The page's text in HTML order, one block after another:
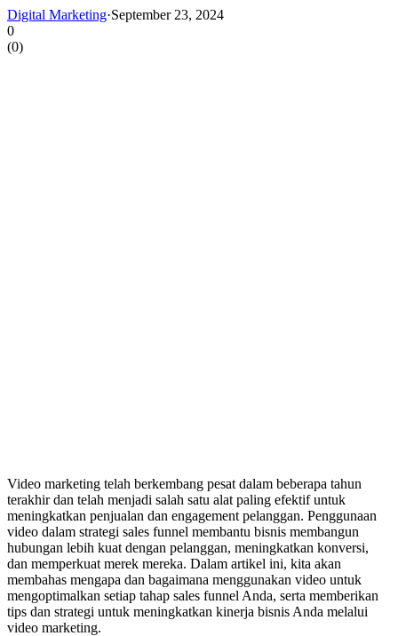
Digital Marketing·September 23, 2024
0
(0)
Video marketing telah berkembang pesat dalam beberapa tahun
terakhir dan telah menjadi salah satu alat paling efektif untuk
meningkatkan penjualan dan engagement pelanggan. Penggunaan
video dalam strategi sales funnel membantu bisnis membangun
hubungan lebih kuat dengan pelanggan, meningkatkan konversi,
dan memperkuat merek mereka. Dalam artikel ini, kita akan
membahas mengapa dan bagaimana menggunakan video untuk
mengoptimalkan setiap tahap sales funnel Anda, serta memberikan
tips dan strategi untuk meningkatkan kinerja bisnis Anda melalui
video marketing.